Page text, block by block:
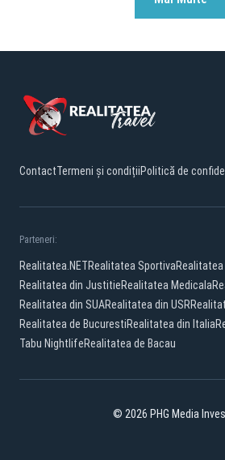
ContactTermeni și condițiiPolitică de
Parteneri:
Realitatea.NETRealitatea Sportiva
Realitatea din JustitieRealitatea Medicala
Realitatea din SUARealitatea din USR
Realitatea de BucurestiRealitatea din Italia
Tabu NightlifeRealitatea de Bacau
© 2026 PHG Media